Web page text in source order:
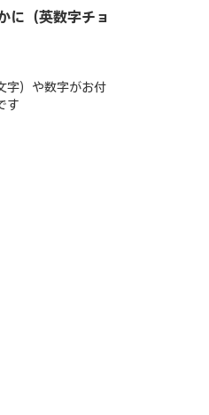
に（英数字チョ
字）や数字がお付
す